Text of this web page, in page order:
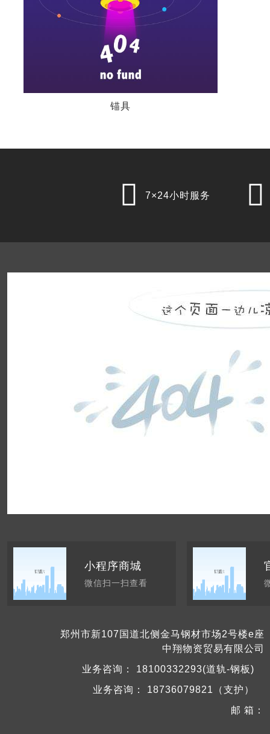
锚具
 7×24小时服务 
小程序商城
微信扫一扫查看
郑州市新107国道北侧金马钢材市场2号楼e座
中翔物资贸易有限公司
业务咨询：
18100332293(道轨-钢板)
业务咨询：
18736079821（支护）
邮 箱：